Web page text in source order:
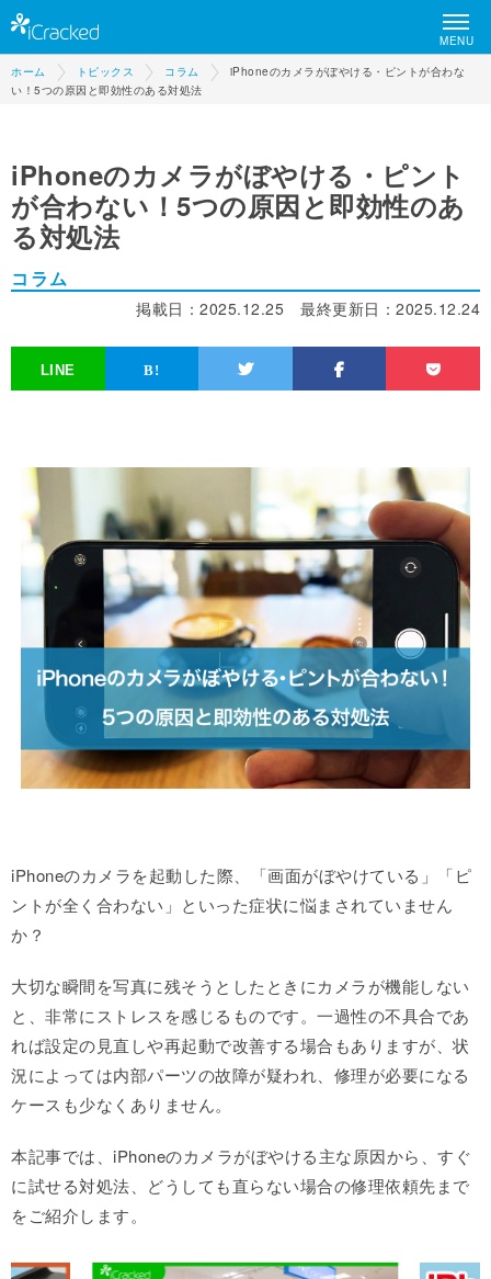
MENU
ホーム トピックス コラム
iPhoneのカメラがぼやける・ピントが合わな
い！5つの原因と即効性のある対処法
iPhoneのカメラがぼやける・ピント
が合わない！5つの原因と即効性のあ
る対処法
コラム
最終更新日： 2025.12.24
掲載日： 2025.12.25
iPhoneのカメラを起動した際、「画面がぼやけている」「ピ
ントが全く合わない」といった症状に悩まされていません
か？
大切な瞬間を写真に残そうとしたときにカメラが機能しない
と、非常にストレスを感じるものです。一過性の不具合であ
れば設定の見直しや再起動で改善する場合もありますが、状
況によっては内部パーツの故障が疑われ、修理が必要になる
ケースも少なくありません。
本記事では、iPhoneのカメラがぼやける主な原因から、すぐ
に試せる対処法、どうしても直らない場合の修理依頼先まで
をご紹介します。